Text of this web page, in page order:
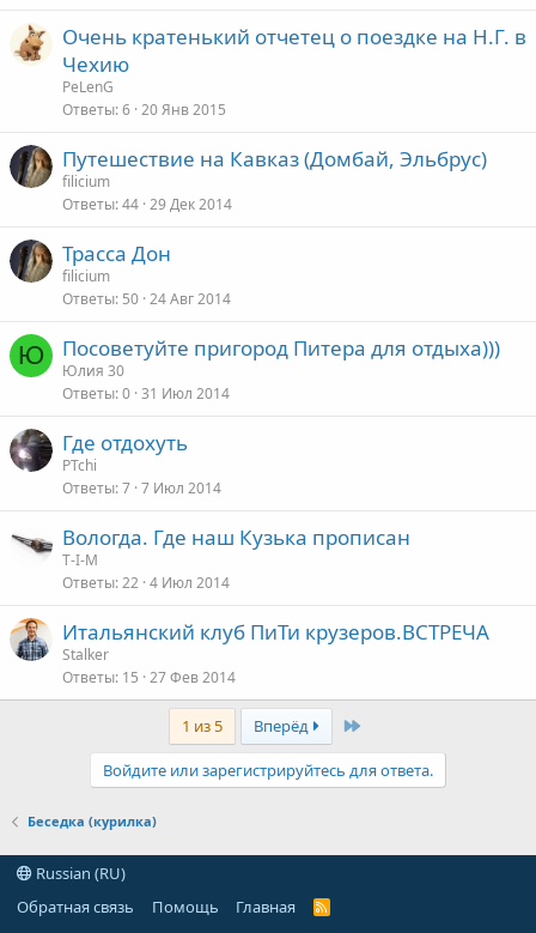
Очень кратенький отчетец о поездке на Н.Г. в
Чехию
PeLenG
Ответы 6 20 Янв 2015
Путешествие на Кавказ (Домбай, Эльбрус)
filicium
Ответы 44 29 Дек 2014
Трасса Дон
filicium
Ответы 50 24 Авг 2014
Ю Посоветуйте пригород Питера для отдыха)))
Юлия 30
Ответы 0 31 Июл 2014
Где отдохуть
PTchi
Ответы 7 7 Июл 2014
Вологда. Где наш Кузька прописан
T-I-M
Ответы 22 4 Июл 2014
Итальянский клуб ПиТи крузеров.ВСТРЕЧА
Stalker
Ответы 15 27 Фев 2014
1 из 5 Вперёд Last
Войдите или зарегистрируйтесь для ответа.
Беседка (курилка)
Russian (RU)
Обратная связь
Помощь Главная
R